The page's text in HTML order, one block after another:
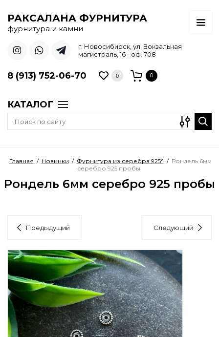
РАКСАЛАНА ФУРНИТУРА
фурнитура и камни
г. Новосибирск, ул. Вокзальная
магистраль, 16 - оф. 708
8 (913) 752-06-70 0 0
КАТАЛОГ
Главная / Новинки / Фурнитура из серебра 925° / Рондель 6мм
серебро 925 пробы
Рондель 6мм серебро 925 пробы
Предыдущий Следующий